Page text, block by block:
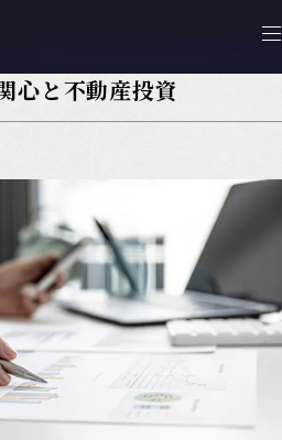
心と不動産投資